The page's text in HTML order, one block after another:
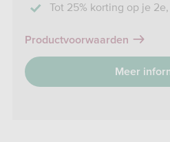
Tot 25% korting op je
Productvoorwaarden
Meer